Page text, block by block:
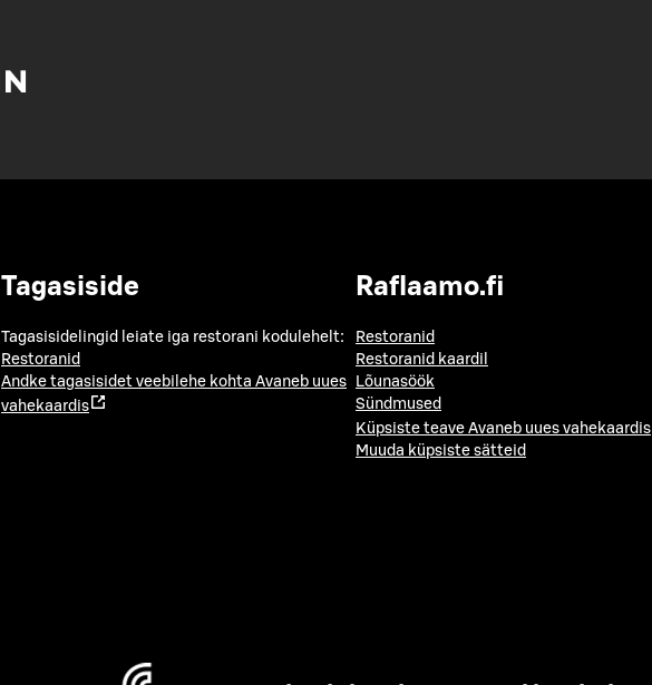
Tagasiside
Tagasisidelingid leiate iga restorani kodulehelt:
Restoranid
Andke tagasisidet veebilehe kohta Avaneb uues
vahekaardis
Raflaamo.fi
Restoranid
Restoranid kaardil
Lõunasöök
Sündmused
Küpsiste teave Avaneb uues vahekaardis
Muuda küpsiste sätteid